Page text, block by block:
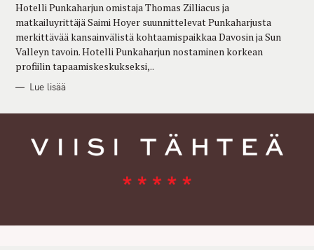
I
S
Hotelli Punkaharjun omistaja Thomas Zilliacus ja
matkailuyrittäjä Saimi Hoyer suunnittelevat Punkaharjusta
merkittävää kansainvälistä kohtaamispaikkaa Davosin ja Sun
Valleyn tavoin. Hotelli Punkaharjun nostaminen korkean
profiilin tapaamiskeskukseksi,..
Lue lisää